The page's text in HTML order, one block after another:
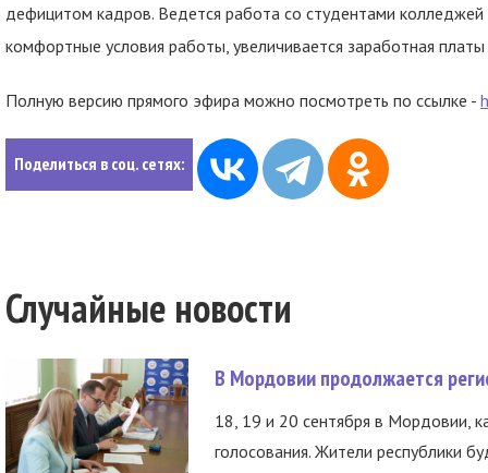
дефицитом кадров. Ведется работа со студентами
комфортные условия работы, увеличивается заработная
Полную версию прямого эфира можно посмотреть по ссылке -
Поделиться в соц. сетях:
Случайные новости
В Мордовии продолжается
18, 19 и 20 сентября в Мордовии,
голосования. Жители республики